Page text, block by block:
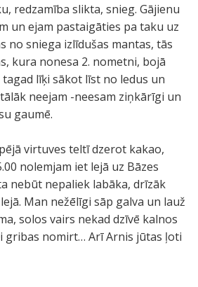
redzamība slikta, snieg. Gājienu
un ejam pastaigāties pa taku uz
no sniega izlīdušas mantas, tās
kura nonesa 2. nometni, bojā
tagad līķi sākot līst no ledus un
neejam -neesam ziņkārīgi un
gaumē.
virtuves teltī dzerot kakao,
nolemjam iet lejā uz Bāzes
nebūt nepaliek labāka, drīzāk
Man nežēlīgi sāp galva un lauž
solos vairs nekad dzīvē kalnos
gribas nomirt… Arī Arnis jūtas ļoti